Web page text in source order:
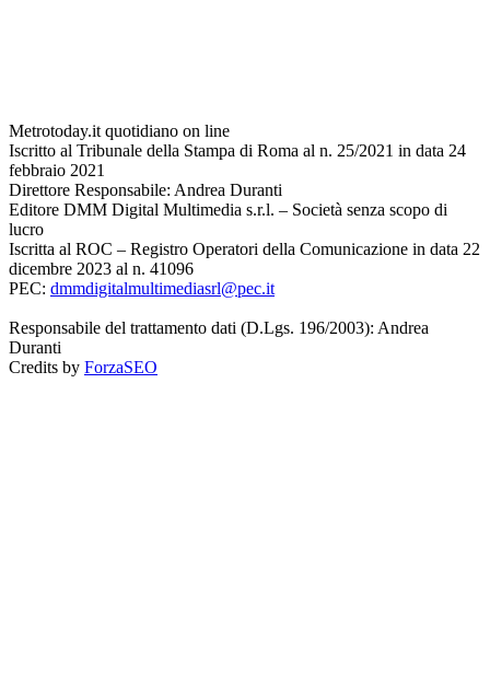
Metrotoday.it quotidiano on line
Iscritto al Tribunale della Stampa di Roma al n. 25/2021 in data 24
febbraio 2021
Direttore Responsabile: Andrea Duranti
Editore DMM Digital Multimedia s.r.l. – Società senza scopo di
lucro
Iscritta al ROC – Registro Operatori della Comunicazione in data 22
dicembre 2023 al n. 41096
PEC: dmmdigitalmultimediasrl@pec.it
Responsabile del trattamento dati (D.Lgs. 196/2003): Andrea
Duranti
Credits by ForzaSEO